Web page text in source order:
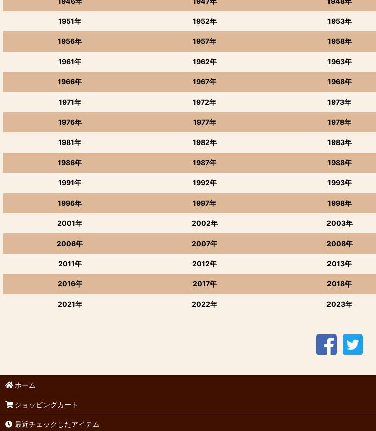
1951年 1952年 1953年
1956年 1957年 1958年
1961年 1962年 1963年
1966年 1967年 1968年
1971年 1972年 1973年
1976年 1977年 1978年
1981年 1982年 1983年
1986年 1987年 1988年
1991年 1992年 1993年
1996年 1997年 1998年
2001年 2002年 2003年
2006年 2007年 2008年
2011年 2012年 2013年
2016年 2017年 2018年
2021年 2022年 2023年
ホーム
ショッピングカート
最近チェックしたアイテム